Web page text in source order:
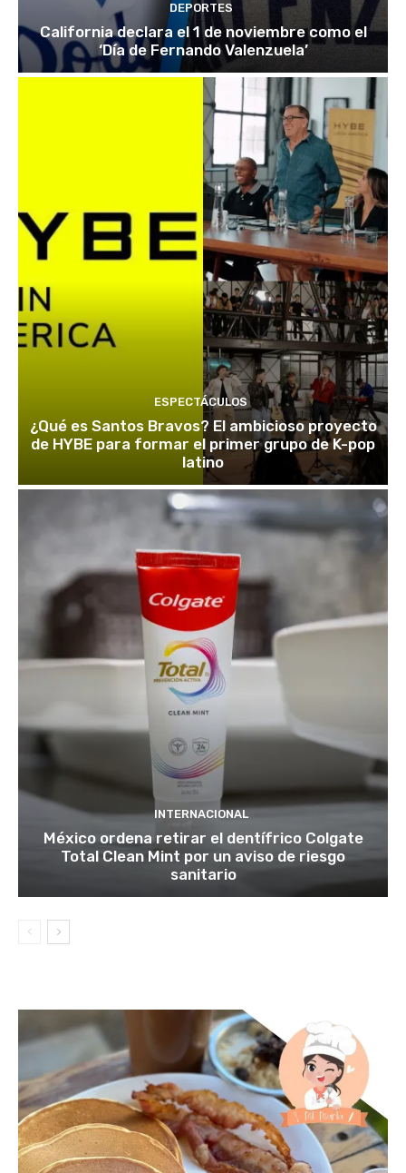
DEPORTES
California declara el 1 de noviembre como el
‘Día de Fernando Valenzuela’
ESPECTÁCULOS
¿Qué es Santos Bravos? El ambicioso proyecto
de HYBE para formar el primer grupo de K-pop
latino
INTERNACIONAL
México ordena retirar el dentífrico Colgate
Total Clean Mint por un aviso de riesgo
sanitario